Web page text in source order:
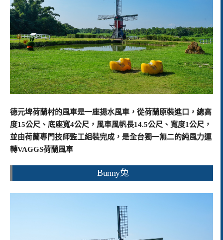
德元埤荷蘭村的風車是一座揚水風車，從荷蘭原裝進口，總高
度15公尺、底座寬4公尺，風車風帆長14.5公尺、寬度1公尺，
並由荷蘭專門技師監工組裝完成，是全台獨一無二的純風力運
轉VAGGS荷蘭風車
Bunny兔